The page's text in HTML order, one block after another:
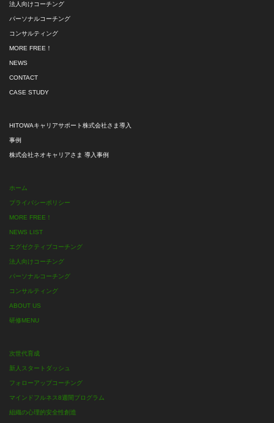
法人向けコーチング
パーソナルコーチング
コンサルティング
MORE FREE！
NEWS
CONTACT
CASE STUDY
HITOWAキャリアサポート株式会社さま導入
事例
株式会社ネオキャリアさま 導入事例
ホーム
プライバシーポリシー
MORE FREE！
NEWS LIST
エグゼクティブコーチング
法人向けコーチング
パーソナルコーチング
コンサルティング
ABOUT US
研修MENU
次世代育成
新人スタートダッシュ
フォローアップコーチング
マインドフルネス8週間プログラム
組織の心理的安全性創造